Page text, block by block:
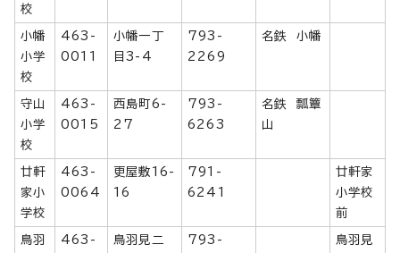
校
小幡
小学
校
463-
0011
小幡一丁
目3-4
793-
2269
名鉄 小幡
守山
小学
校
463-
0015
西島町6-
27
793-
6263
名鉄 瓢簟
山
廿軒
家小
学校
463-
0064
更屋敷16-
16
791-
6241
廿軒家
小学校
前
鳥羽
463-
鳥羽見二
793-
鳥羽見